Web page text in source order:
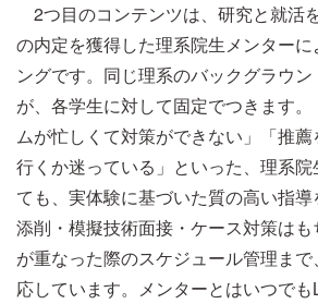
2つ目のコンテンツは、研究と就活
の内定を獲得した理系院生メンターに
ングです。同じ理系のバックグラウ
が、各学生に対して固定でつきます
ムが忙しくて対策ができない」「推
行くか迷っている」といった、理系
ても、実体験に基づいた質の高い指
添削・模擬技術面接・ケース対策は
が重なった際のスケジュール管理ま
応しています。メンターとはいつで